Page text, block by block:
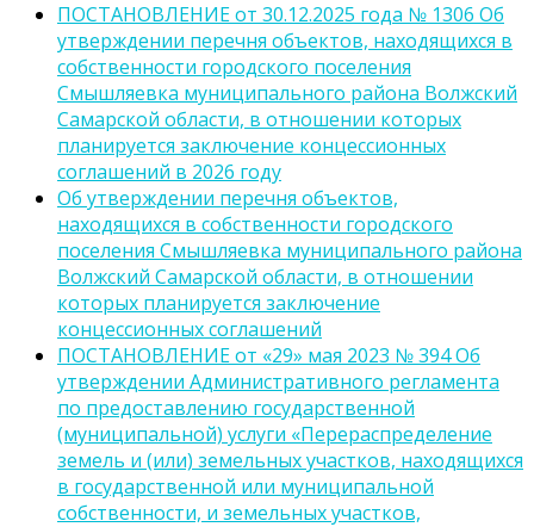
ПОСТАНОВЛЕНИЕ от 30.12.2025 года № 1306 Об
утверждении перечня объектов, находящихся в
собственности городского поселения
Смышляевка муниципального района Волжский
Самарской области, в отношении которых
планируется заключение концессионных
соглашений в 2026 году
Об утверждении перечня объектов,
находящихся в собственности городского
поселения Смышляевка муниципального района
Волжский Самарской области, в отношении
которых планируется заключение
концессионных соглашений
ПОСТАНОВЛЕНИЕ от «29» мая 2023 № 394 Об
утверждении Административного регламента
по предоставлению государственной
(муниципальной) услуги «Перераспределение
земель и (или) земельных участков, находящихся
в государственной или муниципальной
собственности, и земельных участков,